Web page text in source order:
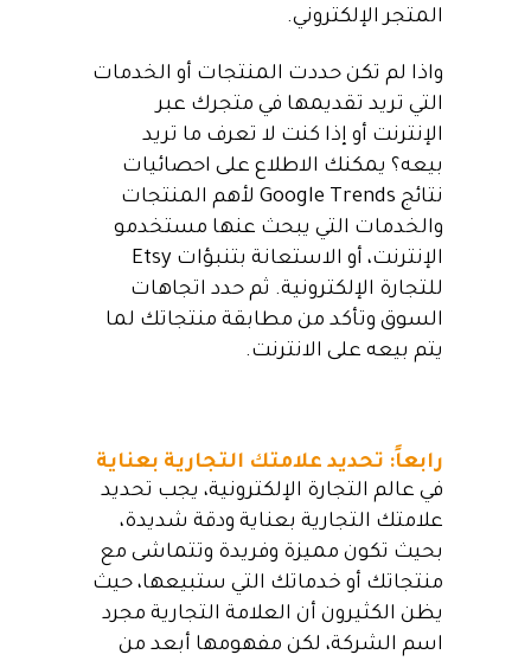
المتجر الإلكتروني.
واذا لم تكن حددت المنتجات أو الخدمات
التي تريد تقديمها في متجرك عبر
الإنترنت أو إذا كنت لا تعرف ما تريد
بيعه؟ يمكنك الاطلاع على احصائيات
نتائج Google Trends لأهم المنتجات
والخدمات التي يبحث عنها مستخدمو
الإنترنت، أو الاستعانة بتنبؤات Etsy
للتجارة الإلكترونية. ثم حدد اتجاهات
السوق وتأكد من مطابقة منتجاتك لما
يتم بيعه على الانترنت.
رابعاً: تحديد علامتك التجارية بعناية
في عالم التجارة الإلكترونية، يجب تحديد
علامتك التجارية بعناية ودقة شديدة،
بحيث تكون مميزة وفريدة وتتماشى مع
منتجاتك أو خدماتك التي ستبيعها، حيث
يظن الكثيرون أن العلامة التجارية مجرد
اسم الشركة، لكن مفهومها أبعد من